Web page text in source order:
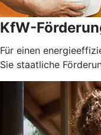
KfW-
Für einen
Sie staatliche